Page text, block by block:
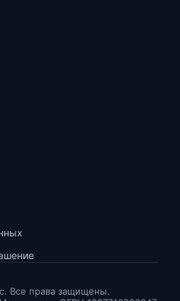
Все права защищены.